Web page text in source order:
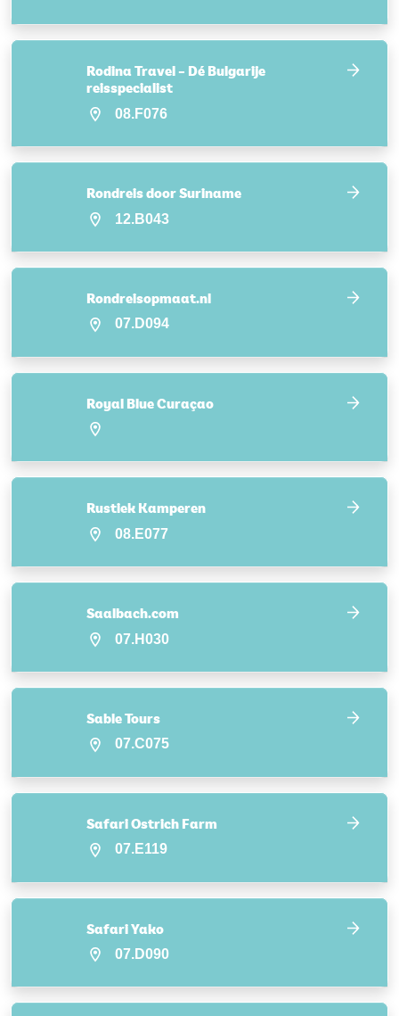
Rodina Travel – Dé Bulgarije
reisspecialist
08.F076
Rondreis door Suriname
12.B043
Rondreisopmaat.nl
07.D094
Royal Blue Curaçao
Rustiek Kamperen
08.E077
Saalbach.com
07.H030
Sable Tours
07.C075
Safari Ostrich Farm
07.E119
Safari Yako
07.D090